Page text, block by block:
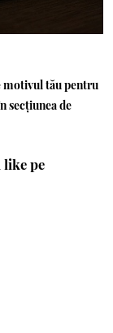
motivul tău pentru
secțiunea de
like pe